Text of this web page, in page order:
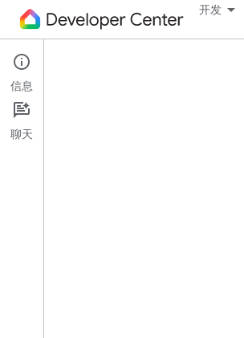
开发
Cloud-to-cloud
开始使用
信息
聊天